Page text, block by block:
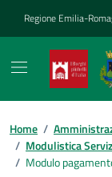
Regione Emilia-
Home /
/ Modulistica
/ Modulo